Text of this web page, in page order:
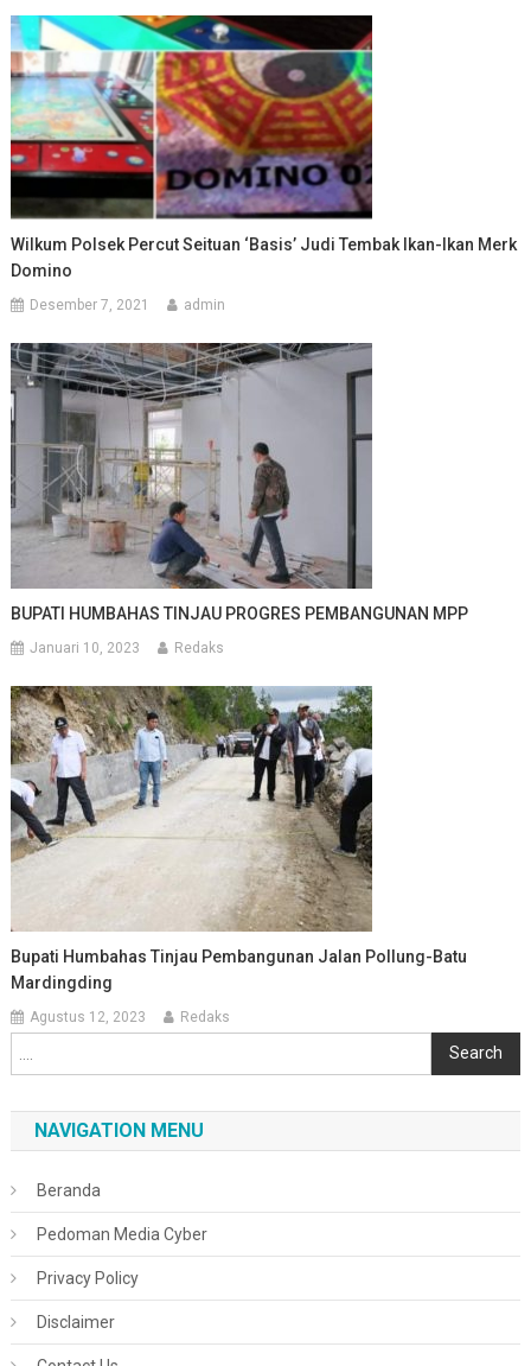
Wilkum Polsek Percut Seituan ‘Basis’ Judi Tembak Ikan-Ikan Merk
Domino
Desember 7, 2021 admin
BUPATI HUMBAHAS TINJAU PROGRES PEMBANGUNAN MPP
Januari 10, 2023 Redaks
Bupati Humbahas Tinjau Pembangunan Jalan Pollung-Batu
Mardingding
Agustus 12, 2023 Redaks
Search
NAVIGATION MENU
Beranda
Pedoman Media Cyber
Privacy Policy
Disclaimer